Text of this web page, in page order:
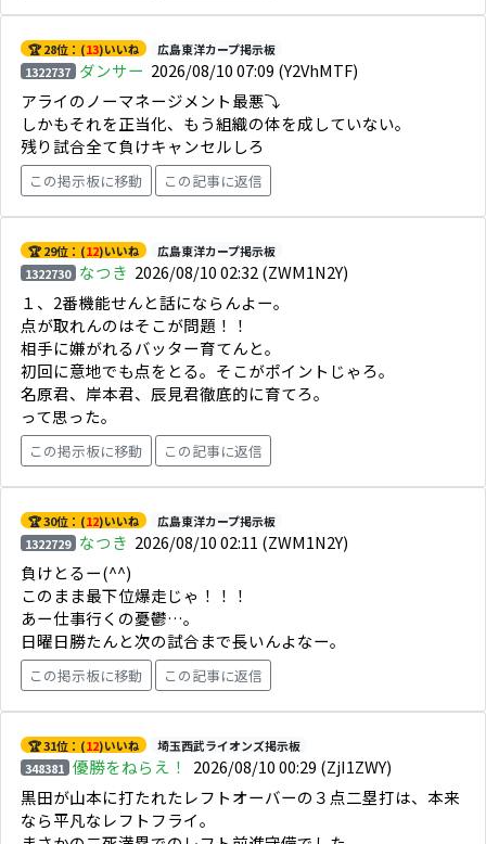
🏆 28位：(13)いいね
広島東洋カープ掲示板
1322737 ダンサー 2026/08/10 07:09 (Y2VhMTF)
アライのノーマネージメント最悪⤵️
しかもそれを正当化、もう組織の体を成していない。
残り試合全て負けキャンセルしろ
この掲示板に移動 この記事に返信
🏆 29位：(12)いいね
広島東洋カープ掲示板
1322730 なつき 2026/08/10 02:32(ZWM1N2Y)
１、2番機能せんと話にならんよー。
点が取れんのはそこが問題！！
相手に嫌がれるバッター育てんと。
初回に意地でも点をとる。そこがポイントじゃろ。
名原君、岸本君、辰見君徹底的に育てろ。
って思った。
この掲示板に移動 この記事に返信
🏆 30位：(12)いいね
広島東洋カープ掲示板
1322729 なつき 2026/08/10 02:11 (ZWM1N2Y)
負けとるー(⁠^⁠^⁠)
このまま最下位爆走じゃ！！！
あー仕事行くの憂鬱…。
日曜日勝たんと次の試合まで長いんよなー。
この掲示板に移動 この記事に返信
🏆 31位：(12)いいね
埼玉西武ライオンズ掲示板
348381 優勝をねらえ！ 2026/08/10 00:29 (ZjI1ZWY)
黒田が山本に打たれたレフトオーバーの３点二塁打は、本来
なら平凡なレフトフライ。